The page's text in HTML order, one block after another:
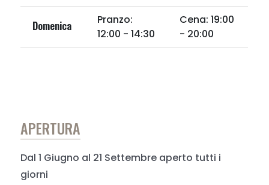
Domenica
Pranzo:
12:00 - 14:30
Cena: 19:00
- 20:00
APERTURA
Dal 1 Giugno al 21 Settembre aperto tutti i
giorni